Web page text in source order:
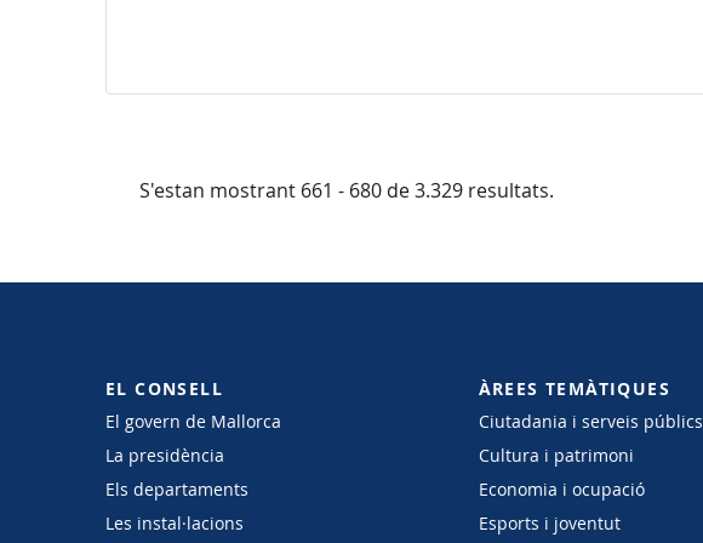
S'estan mostrant 661 - 680 de 3.329 resultats.
EL CONSELL
El govern de Mallorca
La presidència
Els departaments
Les instal·lacions
ÀREES TEMÀTIQUES
Ciutadania i serveis públics
Cultura i patrimoni
Economia i ocupació
Esports i joventut